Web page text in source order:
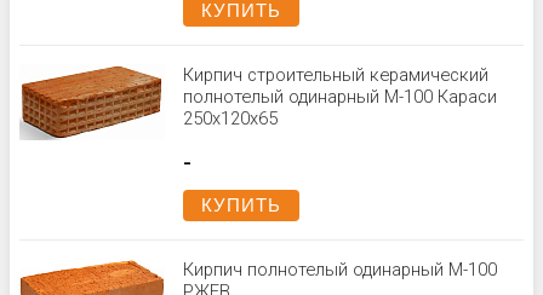
КУПИТЬ
Кирпич строительный керамический
полнотелый одинарный М-100 Караси
250x120x65
-
КУПИТЬ
Кирпич полнотелый одинарный М-100